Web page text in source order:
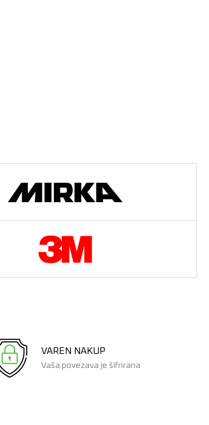
VAREN NAKUP
Vaša povezava je šifrirana